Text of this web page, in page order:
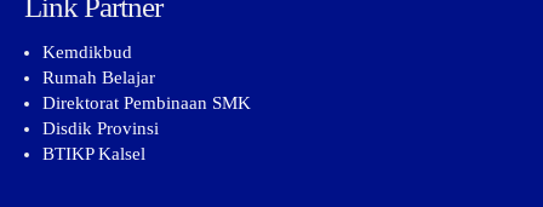
Link Partner
Kemdikbud
Rumah Belajar
Direktorat Pembinaan SMK
Disdik Provinsi
BTIKP Kalsel